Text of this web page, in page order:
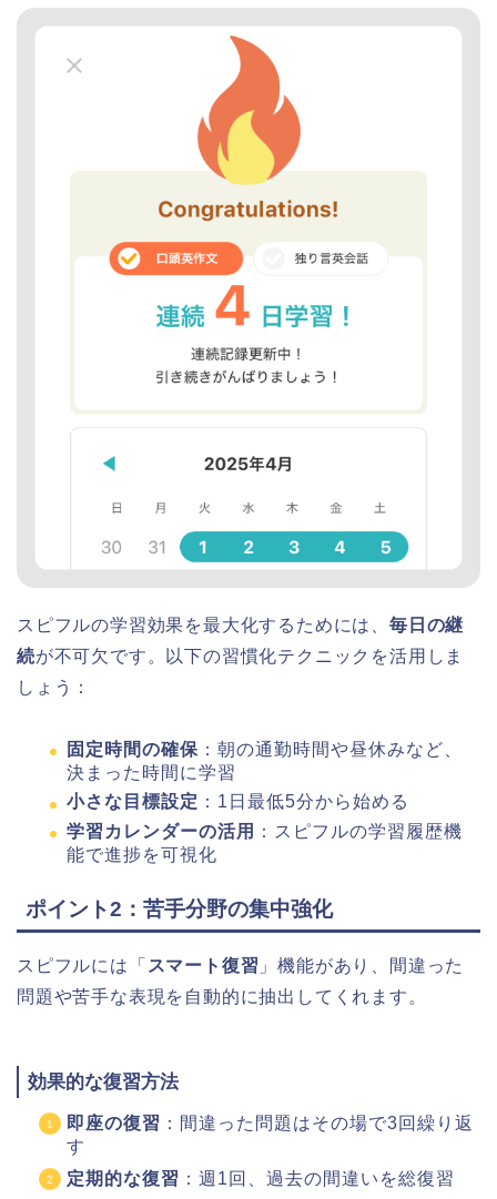
スピフルの学習効果を最大化するためには、 毎日の継
続が不可欠です。以下の習慣化テクニックを活用しま
しょう：
固定時間の確保 ：朝の通勤時間や昼休みなど、
決まった時間に学習
小さな目標設定 ：1日最低5分から始める
学習カレンダーの活用
：スピフルの学習履歴機
能で進捗を可視化
ポイント2：苦手分野の集中強化
スピフルには「 スマート復習 」機能があり、間違った
問題や苦手な表現を自動的に抽出してくれます。
効果的な復習方法
即座の復習 ：間違った問題はその場で3回繰り返
す
定期的な復習 ：週1回、過去の間違いを総復習